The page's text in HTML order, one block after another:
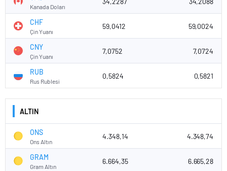
Kanada Doları
CHF
Çin Yuanı
59,0412 59,0024
CNY
Çin Yuanı
7,0752 7,0724
RUB
Rus Rublesi
0,5824 0,5821
ALTIN
ONS
Ons Altın
4.348,14 4.348,74
GRAM
Gram Altın
6.664,35 6.665,28